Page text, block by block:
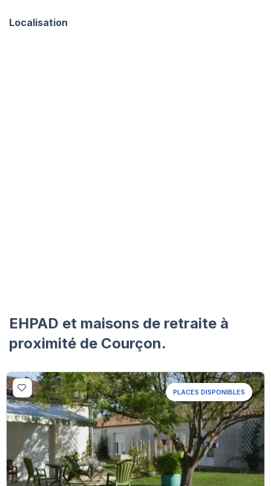
Localisation
EHPAD et maisons de retraite à
proximité de Courçon.
PLACES DISPONIBLES